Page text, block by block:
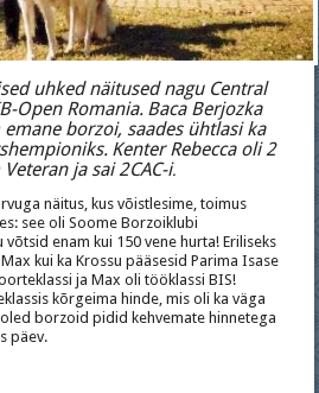
uhked näitused nagu Central
Open Romania. Baca Berjozka
borzoi, saades ühtlasi ka
Kenter Rebecca oli 2
ja sai 2CAC-i.
näitus, kus võistlesime, toimus
see oli Soome Borzoiklubi
enam kui 150 vene hurta! Eriliseks
kui ka Krossu pääsesid Parima Isase
ja Max oli tööklassi BIS!
kõrgeima hinde, mis oli ka väga
borzoid pidid kehvemate hinnetega
päev.